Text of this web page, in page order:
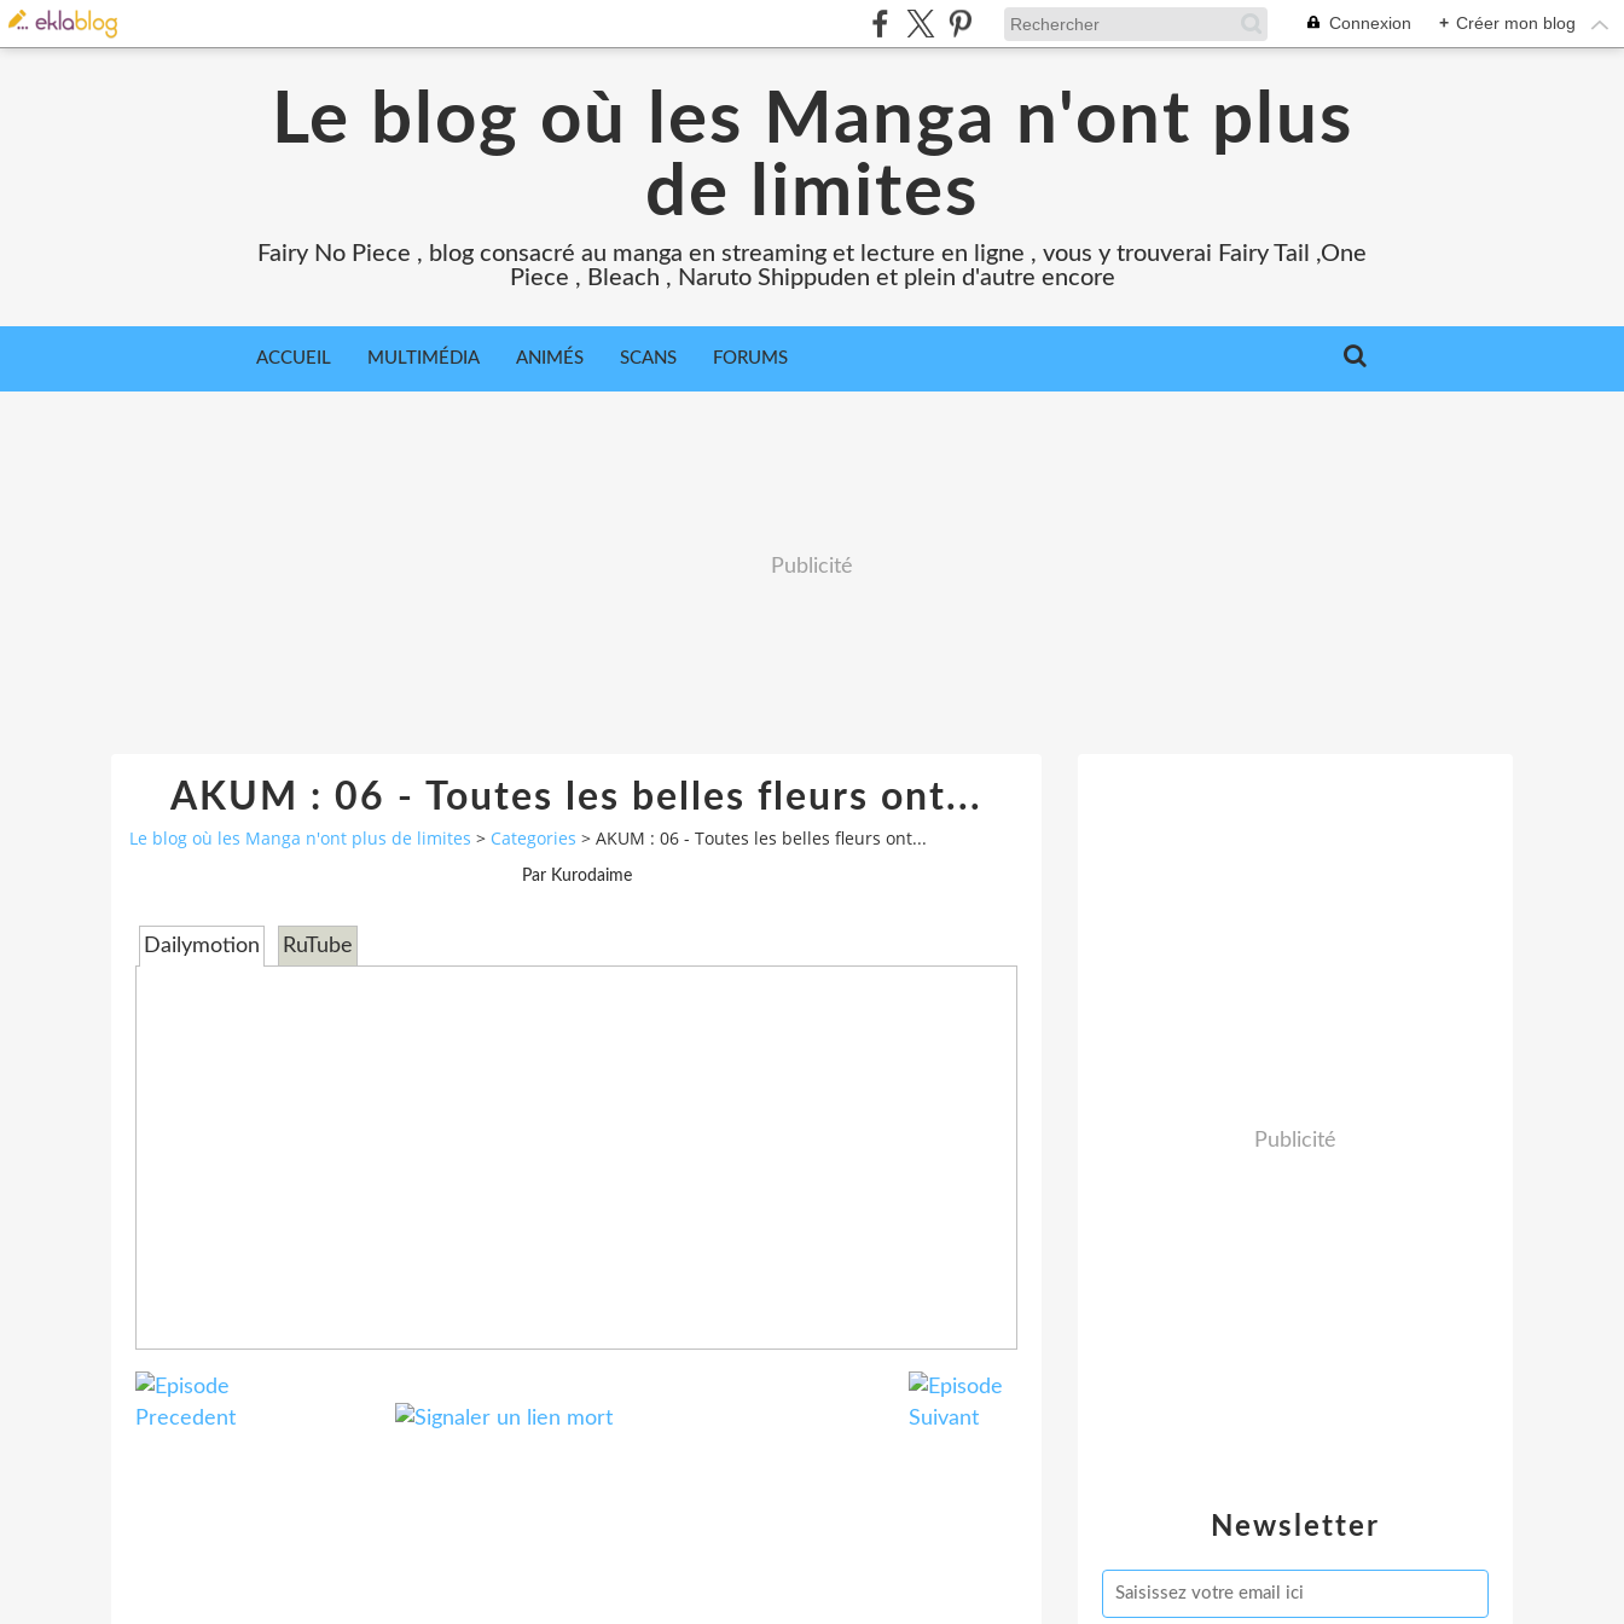
Connexion + Créer mon blog
Le blog où les Manga n'ont plus
de limites
Fairy No Piece , blog consacré au manga en streaming et lecture en ligne , vous y trouverai Fairy Tail ,One
Piece , Bleach , Naruto Shippuden et plein d'autre encore
ACCUEIL MULTIMÉDIA ANIMÉS SCANS FORUMS
Publicité
AKUM : 06 - Toutes les belles fleurs ont...
Le blog où les Manga n'ont plus de limites > Categories > AKUM : 06 - Toutes les belles fleurs ont...
Par Kurodaime
Dailymotion RuTube
Newsletter
Publicité